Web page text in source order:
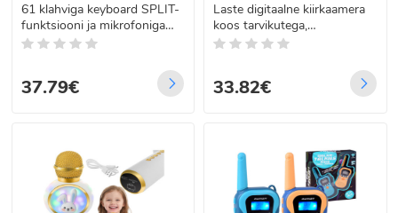
61 klahviga keyboard SPLIT-
funktsiooni ja mikrofoniga
IN0185
37.79€
Laste digitaalne kiirkaamera
koos tarvikutega,
heleroheline, 16x
33.82€